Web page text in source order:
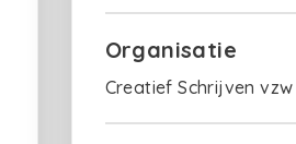
Organisatie
Creatief Schrijven vzw